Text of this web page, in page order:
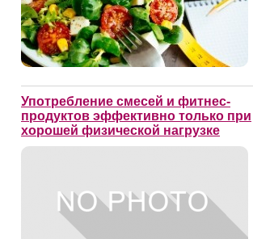
Употребление смесей и фитнес-
продуктов эффективно только при
хорошей физической нагрузке